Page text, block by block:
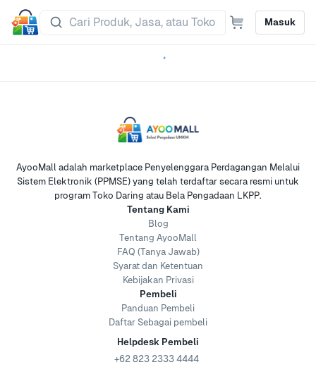
Masuk
AyooMall adalah marketplace Penyelenggara Perdagangan Melalui
Sistem Elektronik (PPMSE) yang telah terdaftar secara resmi untuk
program Toko Daring atau Bela Pengadaan LKPP.
Tentang Kami
Blog
Tentang AyooMall
FAQ (Tanya Jawab)
Syarat dan Ketentuan
Kebijakan Privasi
Pembeli
Panduan Pembeli
Daftar Sebagai pembeli
Helpdesk Pembeli
+62 823 2333 4444